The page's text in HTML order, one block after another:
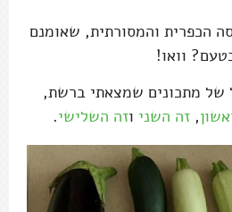
הכפרית והמסורתית, שאומנם
וואו!
של מתכונים שמצאתי ברשת,
, זה השני וזה השלישי.